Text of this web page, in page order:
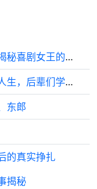
贾玲冲击嘉人封面！从龙套到巨星，揭秘喜剧女王的逆袭之路！
澳门喜剧节大揭秘：赵本山笑谈喜剧人生，后辈们学到啥？
东郎
的真实挣扎
揭秘